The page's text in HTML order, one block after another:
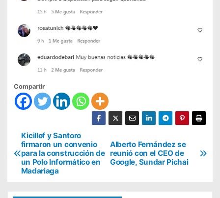
Compartir
N
a
Alberto Fernández se
reunió con el CEO de
Google, Sundar Pichai
Kicillof y Santoro
firmaron un convenio
para la construcción de
un Polo Informático en
Madariaga